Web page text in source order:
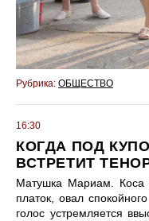
Рубрика: ОБЩЕСТВО
16:30
КОГДА ПОД
ВСТРЕТИТ
Матушка Мариам. Коса
платок, овал
голос устремляется